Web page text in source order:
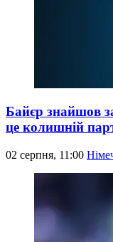
Байєр знайшов
це колишній
02 серпня, 11:00